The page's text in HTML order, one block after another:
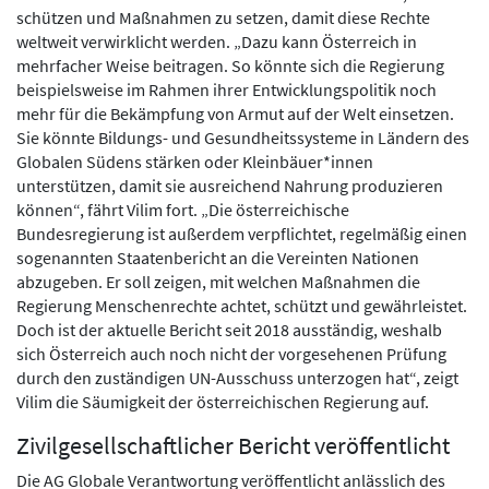
schützen und Maßnahmen zu setzen, damit diese Rechte
weltweit verwirklicht werden. „Dazu kann Österreich in
mehrfacher Weise beitragen. So könnte sich die Regierung
beispielsweise im Rahmen ihrer Entwicklungspolitik noch
mehr für die Bekämpfung von Armut auf der Welt einsetzen.
Sie könnte Bildungs- und Gesundheitssysteme in Ländern des
Globalen Südens stärken oder Kleinbäuer*innen
unterstützen, damit sie ausreichend Nahrung produzieren
können“, fährt Vilim fort. „Die österreichische
Bundesregierung ist außerdem verpflichtet, regelmäßig einen
sogenannten Staatenbericht an die Vereinten Nationen
abzugeben. Er soll zeigen, mit welchen Maßnahmen die
Regierung Menschenrechte achtet, schützt und gewährleistet.
Doch ist der aktuelle Bericht seit 2018 ausständig, weshalb
sich Österreich auch noch nicht der vorgesehenen Prüfung
durch den zuständigen UN-Ausschuss unterzogen hat“, zeigt
Vilim die Säumigkeit der österreichischen Regierung auf.
Zivilgesellschaftlicher Bericht veröffentlicht
Die AG Globale Verantwortung veröffentlicht anlässlich des